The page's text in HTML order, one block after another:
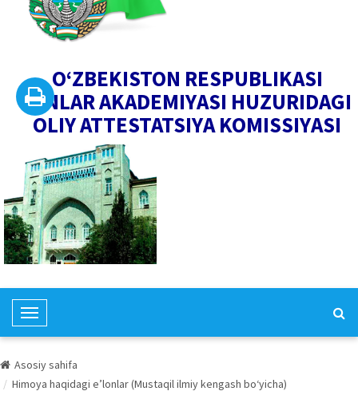
O‘ZBEKISTON RESPUBLIKASI
FANLAR AKADEMIYASI HUZURIDAGI
OLIY ATTESTATSIYA KOMISSIYASI
T
o
g
Asosiy sahifa
Himoya haqidagi e’lonlar (Mustaqil ilmiy kengash bo‘yicha)